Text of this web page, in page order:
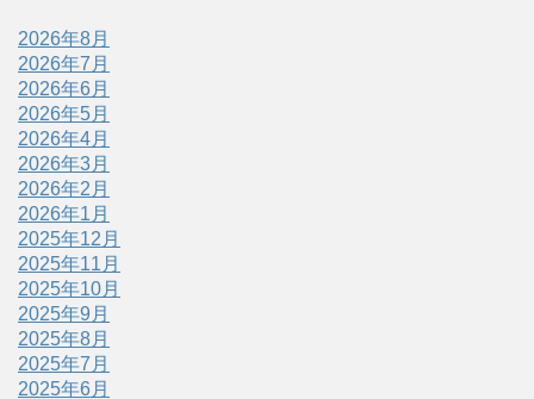
2026年8月
2026年7月
2026年6月
2026年5月
2026年4月
2026年3月
2026年2月
2026年1月
2025年12月
2025年11月
2025年10月
2025年9月
2025年8月
2025年7月
2025年6月